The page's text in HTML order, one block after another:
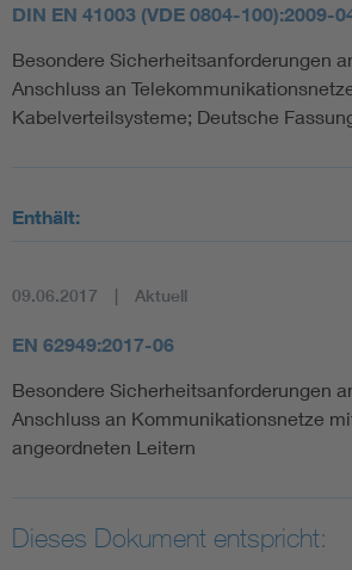
DIN EN 41003 (VDE 0804-100):2009-
Besondere Sicherheitsanforderungen
Anschluss an
Kabelverteilsysteme; Deutsche
Enthält:
09.06.2017 Aktuell
EN 62949:2017-06
Besondere Sicherheitsanforderungen
Anschluss an Kommunikationsnetze
angeordneten Leitern
Dieses Dokument entspricht: